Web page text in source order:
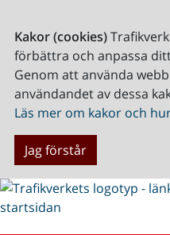
Kakor (cookies)
förbättra och anpassa
Genom att använda
användandet av dessa
Läs mer om kakor och
Jag förstår